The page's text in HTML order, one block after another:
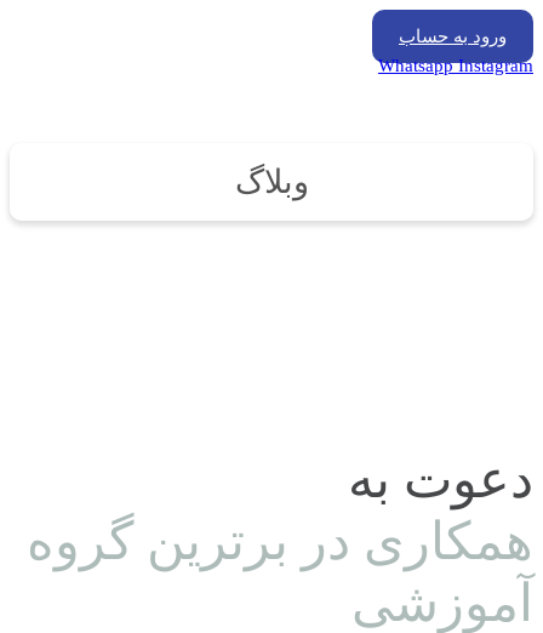
ورود به حساب
Whatsapp Instagram
وبلاگ
دعوت به
همکاری در برترین گروه
آموزشی